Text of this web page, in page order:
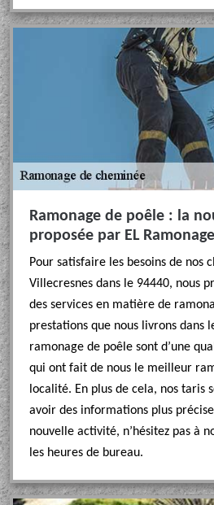
Ramonage de poêle : la
proposée par EL
Pour satisfaire les besoins de nos
Villecresnes dans le 94440, nous
des services en matière de
prestations que nous livrons dans
ramonage de poêle sont d’une
qui ont fait de nous le meilleur
localité. En plus de cela, nos taris
avoir des informations plus
nouvelle activité, n’hésitez pas à
les heures de bureau.